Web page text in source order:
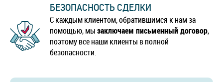
БЕЗОПАСНОСТЬ СДЕЛКИ
С каждым клиентом, обратившимся к нам за
помощью, мызаключаем письменный договор,
поэтому все наши клиенты в полной
безопасности.